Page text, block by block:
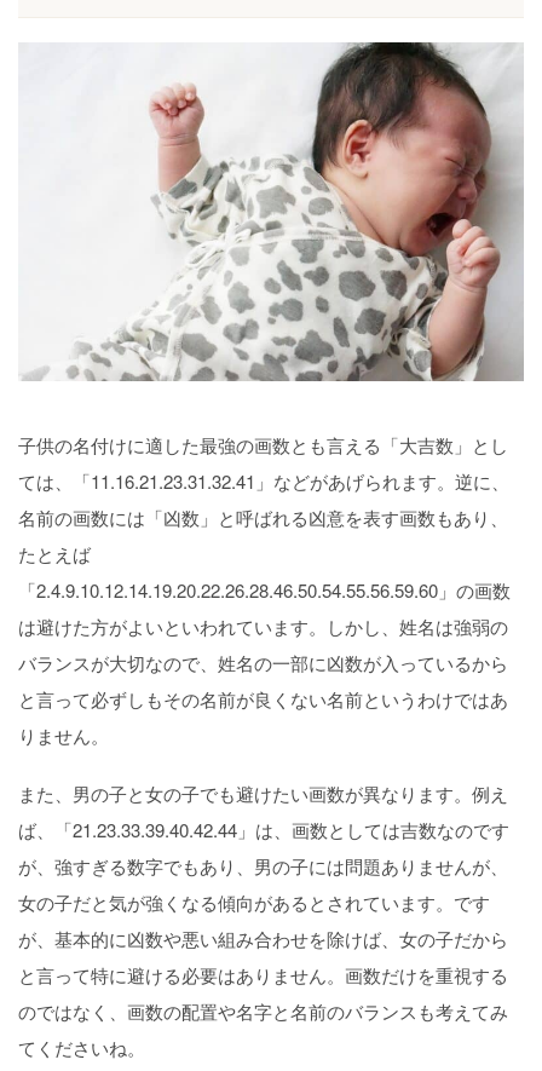
子供の名付けに適した最強の画数とも言える「大吉数」とし
ては、「11.16.21.23.31.32.41」などがあげられます。逆に、
名前の画数には「凶数」と呼ばれる凶意を表す画数もあり、
たとえば
「2.4.9.10.12.14.19.20.22.26.28.46.50.54.55.56.59.60」の画数
は避けた方がよいといわれています。しかし、姓名は強弱の
バランスが大切なので、姓名の一部に凶数が入っているから
と言って必ずしもその名前が良くない名前というわけではあ
りません。
また、男の子と女の子でも避けたい画数が異なります。例え
ば、「21.23.33.39.40.42.44」は、画数としては吉数なのです
が、強すぎる数字でもあり、男の子には問題ありませんが、
女の子だと気が強くなる傾向があるとされています。です
が、基本的に凶数や悪い組み合わせを除けば、女の子だから
と言って特に避ける必要はありません。画数だけを重視する
のではなく、画数の配置や名字と名前のバランスも考えてみ
てくださいね。